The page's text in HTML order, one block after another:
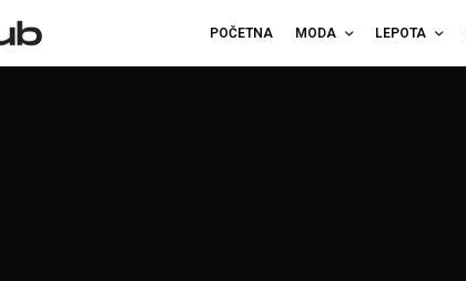
POČETNA MODA LEPOTA